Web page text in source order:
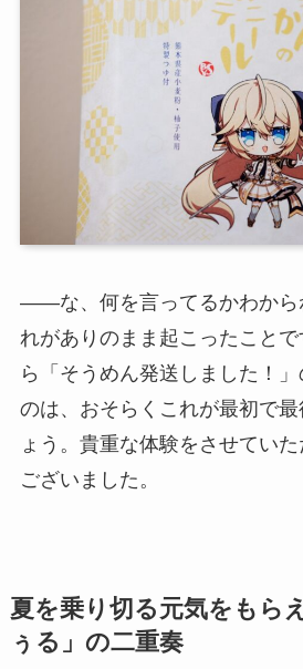
――な、何を言ってるかわから
れがありのまま起こったこと
ら「そうめん発送しました！」
のは、おそらくこれが最初で
ょう。貴重な体験をさせてい
ございました。
夏を乗り切る元気をもら
ぅる」の二重奏